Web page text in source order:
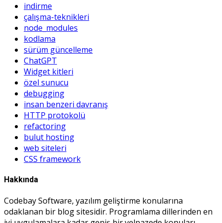
indirme
çalışma-teknikleri
node_modules
kodlama
sürüm güncelleme
ChatGPT
Widget kitleri
özel sunucu
debugging
insan benzeri davranış
HTTP protokolü
refactoring
bulut hosting
web siteleri
CSS framework
Hakkında
Codebay Software, yazılım geliştirme konularına
odaklanan bir blog sitesidir. Programlama dillerinden en